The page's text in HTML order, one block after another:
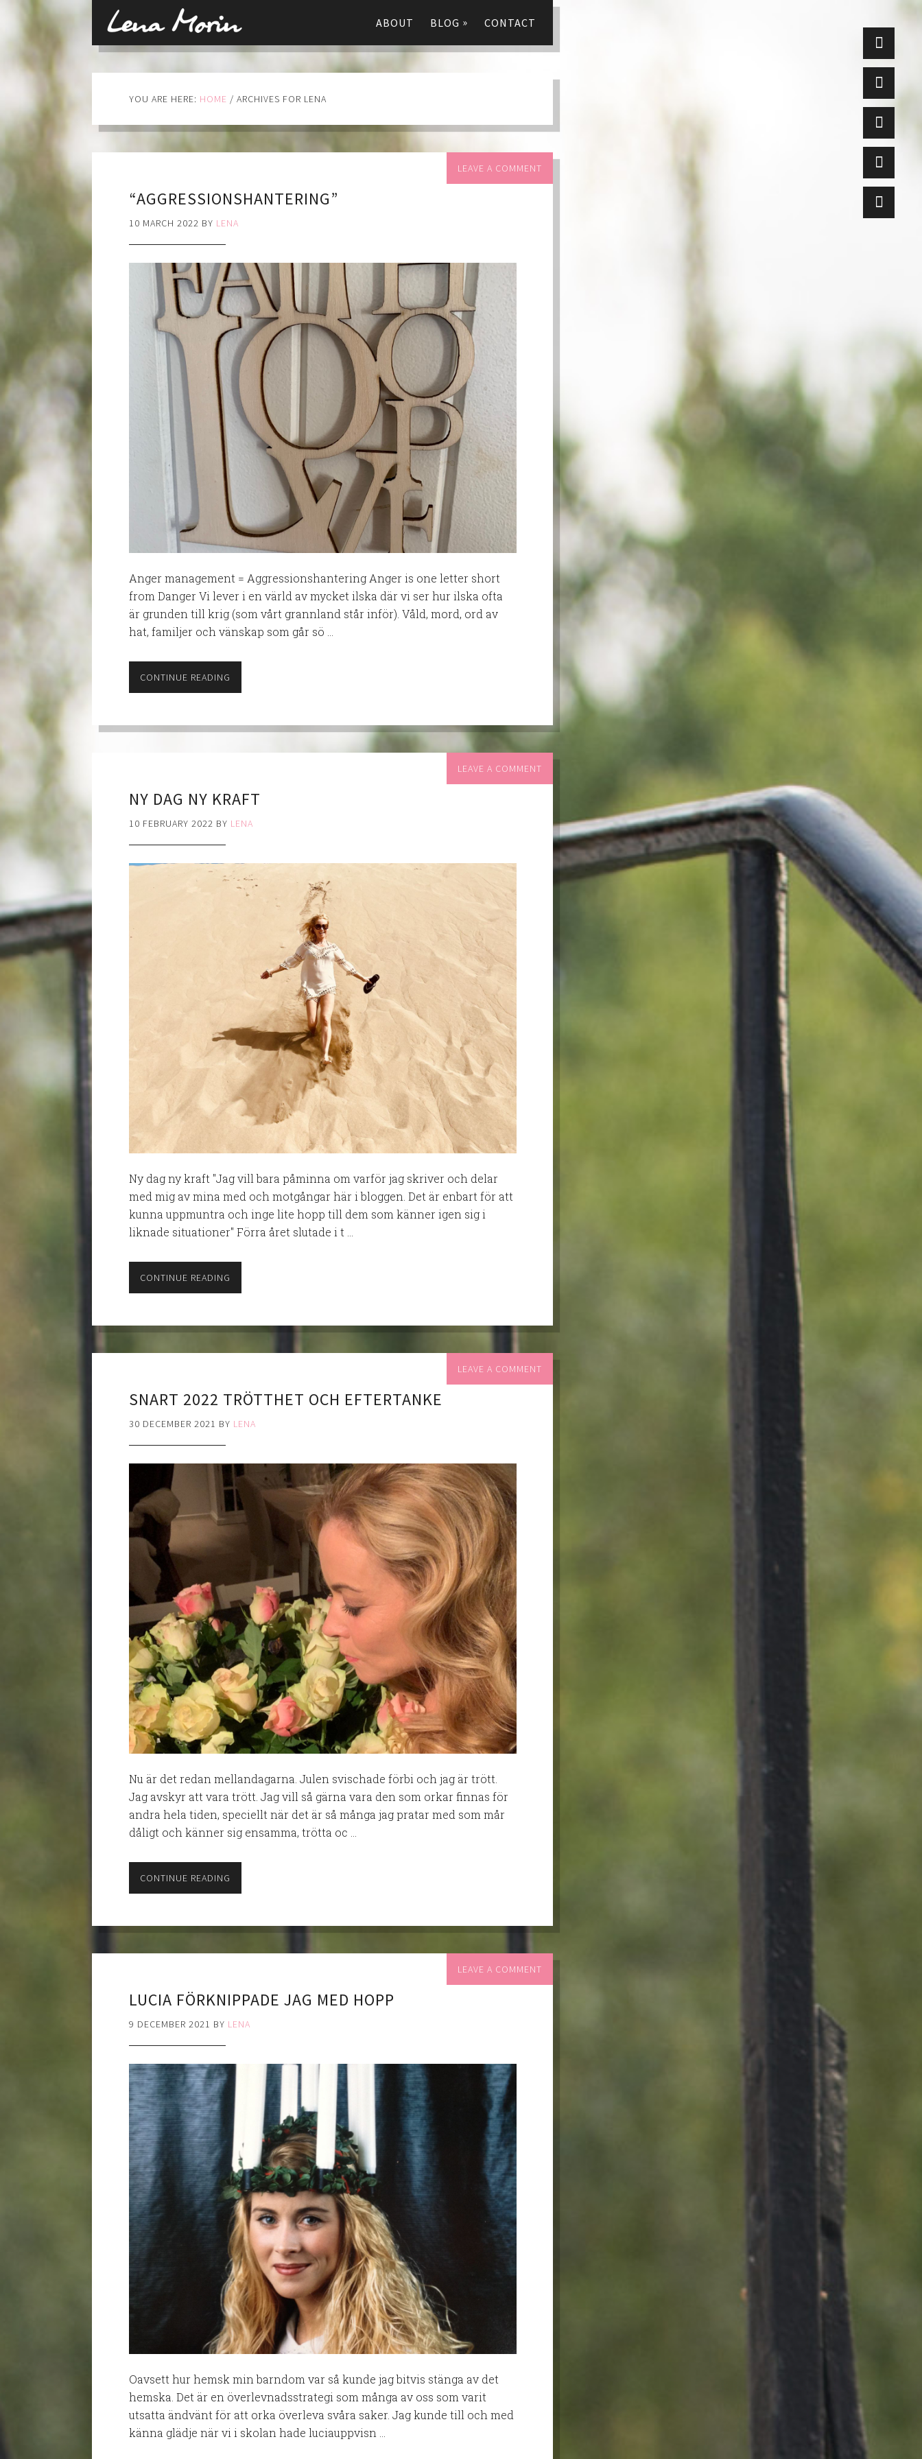
ABOUT BLOG » CONTACT
YOU ARE HERE: HOME / ARCHIVES FOR LENA
“AGGRESSIONSHANTERING”
10 MARCH 2022 BY LENA
LEAVE A COMMENT
Anger management = Aggressionshantering Anger is one letter short
from Danger Vi lever i en värld av mycket ilska där vi ser hur ilska ofta
är grunden till krig (som vårt grannland står inför). Våld, mord, ord av
hat, familjer och vänskap som går sö …
CONTINUE READING
NY DAG NY KRAFT
10 FEBRUARY 2022 BY LENA
LEAVE A COMMENT
Ny dag ny kraft "Jag vill bara påminna om varför jag skriver och delar
med mig av mina med och motgångar här i bloggen. Det är enbart för att
kunna uppmuntra och inge lite hopp till dem som känner igen sig i
liknade situationer" Förra året slutade i t …
CONTINUE READING
SNART 2022 TRÖTTHET OCH EFTERTANKE
30 DECEMBER 2021 BY LENA
LEAVE A COMMENT
Nu är det redan mellandagarna. Julen svischade förbi och jag är trött.
Jag avskyr att vara trött. Jag vill så gärna vara den som orkar finnas för
andra hela tiden, speciellt när det är så många jag pratar med som mår
dåligt och känner sig ensamma, trötta oc …
CONTINUE READING
LUCIA FÖRKNIPPADE JAG MED HOPP
9 DECEMBER 2021 BY LENA
LEAVE A COMMENT
Oavsett hur hemsk min barndom var så kunde jag bitvis stänga av det
hemska. Det är en överlevnadsstrategi som många av oss som varit
utsatta ändvänt för att orka överleva svåra saker. Jag kunde till och med
känna glädje när vi i skolan hade luciauppvisn …